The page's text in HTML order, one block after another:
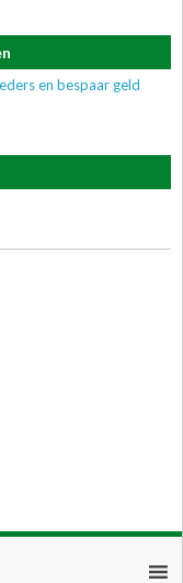
en bespaar geld